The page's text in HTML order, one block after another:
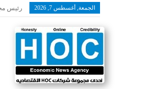
الجمعة, أغسطس 7, 2026 رئيس